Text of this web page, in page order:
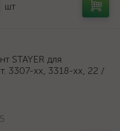
шт
STAYER для
3307-хх, 3318-хх, 22 /